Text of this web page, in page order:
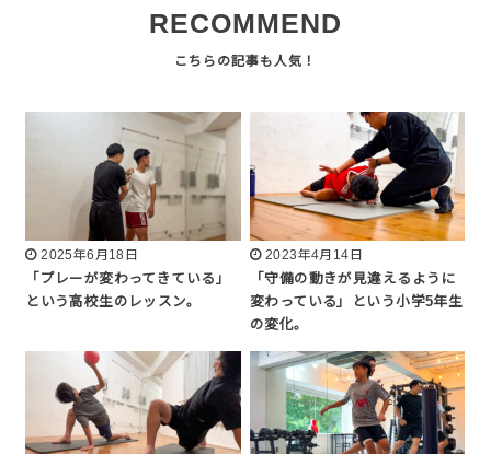
RECOMMEND
2025年6月18日
「プレーが変わってきている」
という高校生のレッスン。
2023年4月14日
「守備の動きが見違えるように
変わっている」という小学5年生
の変化。